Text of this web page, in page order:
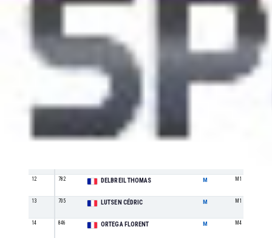
646 MOREL AURÉLIEN M M1
RODRIGUEZ JEROME M
788 BCHINI QUENTIN
SAURI STÉPHAN
10 855 BOURNIQUEL PIERRE
12 782 DELBREIL THOMAS M M1
13 705 LUTSEN CÉDRIC M M1
14 846 ORTEGA FLORENT M M4